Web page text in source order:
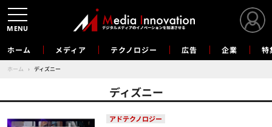
ホーム メディア テクノロジー 広告 企業 特
ホーム › ディズニー
ディズニー
アドテクノロジー
MENU